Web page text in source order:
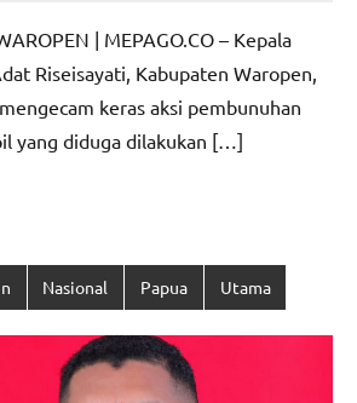
| MEPAGO.CO – Kepala
Riseisayati, Kabupaten Waropen,
keras aksi pembunuhan
yang diduga dilakukan […]
Nasional Papua Utama